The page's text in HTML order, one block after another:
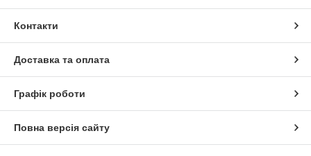
Контакти
Доставка та оплата
Графік роботи
Повна версія сайту